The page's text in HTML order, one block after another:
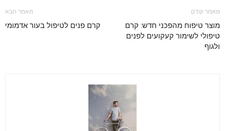
מאמר קודם
מוצר טיפוח מהפכני חדש: קרם
טיפולי לשימור קעקועים לפנים
ולגוף
מאמר הבא
קרם פנים לטיפול בעור אדמומי